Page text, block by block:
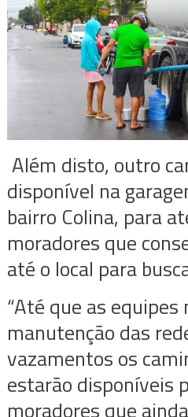
Além disto, outro
disponível na
bairro Colina, para
moradores que
até o local para
“Até que as
manutenção das
vazamentos os
estarão disponíveis
moradores que